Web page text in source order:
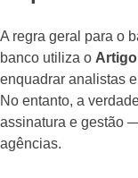
A regra geral para o
banco utiliza o Artigo
enquadrar analistas
No entanto, a
assinatura e gestão
agências.